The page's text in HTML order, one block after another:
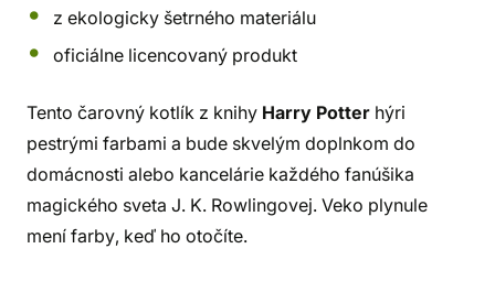
z ekologicky šetrného materiálu
oficiálne licencovaný produkt
Tento čarovný kotlík z knihy Harry Potter hýri
pestrými farbami a bude skvelým doplnkom do
domácnosti alebo kancelárie každého fanúšika
magického sveta J. K. Rowlingovej. Veko plynule
mení farby, keď ho otočíte.